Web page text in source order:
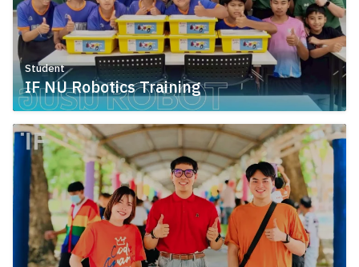
Student
IF NU Robotics Training
July 9, 2026